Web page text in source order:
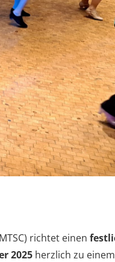
richtet einen
2025 herzlich zu einem